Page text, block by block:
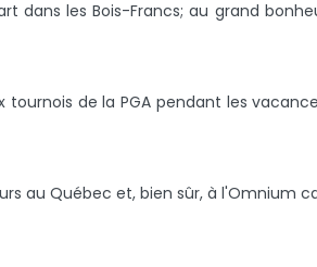
dans les Bois-Francs; au grand
de la PGA pendant les
au Québec et, bien sûr, à l'Omnium